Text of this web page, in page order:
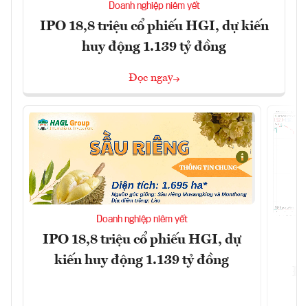
Doanh nghiệp niêm yết
IPO 18,8 triệu cổ phiếu HGI, dự kiến
huy động 1.139 tỷ đồng
Đọc ngay
Doanh nghiệp niêm yết
IPO 18,8 triệu cổ phiếu HGI, dự
kiến huy động 1.139 tỷ đồng